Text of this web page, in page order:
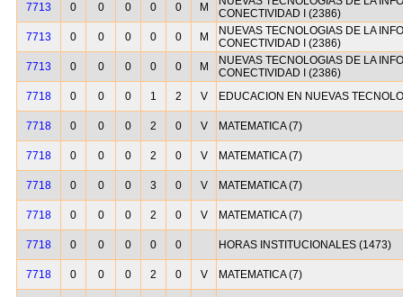
7713
0 0 0 0 0 M
CONECTIVIDAD I (2386)
7713
0 0 0 0 0 M
NUEVAS TECNOLOGIAS DE LA
CONECTIVIDAD I (2386)
7713
0 0 0 0 0 M
NUEVAS TECNOLOGIAS DE LA
CONECTIVIDAD I (2386)
7718
0 0 0 1 2 V EDUCACION EN NUEVAS
7718 0 0 0 2 0 V MATEMATICA (7)
7718 0 0 0 2 0 V MATEMATICA (7)
7718 0 0 0 3 0 V MATEMATICA (7)
7718 0 0 0 2 0 V MATEMATICA (7)
7718 0 0 0 0 0 HORAS INSTITUCIONALES (1473)
7718 0 0 0 2 0 V MATEMATICA (7)